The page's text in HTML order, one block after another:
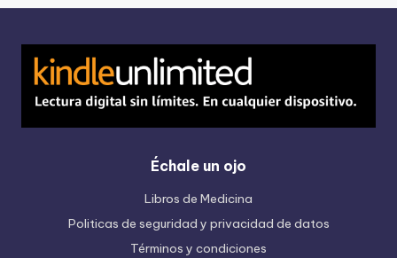
Échale un ojo
Libros de Medicina
Politicas de seguridad y privacidad de datos
Términos y condiciones